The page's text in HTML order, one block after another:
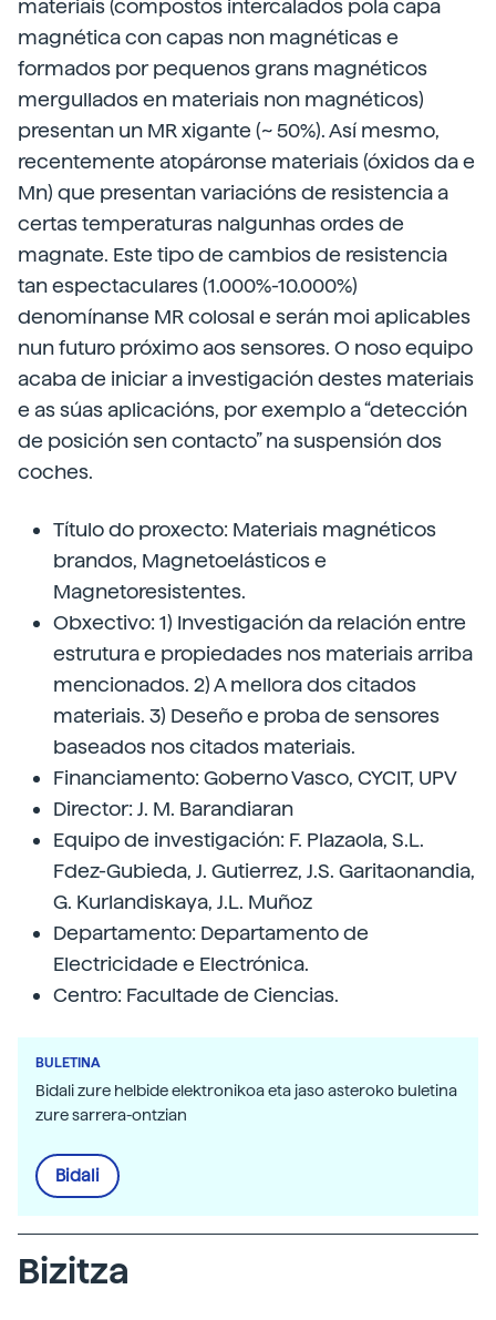
materiais (compostos intercalados pola capa
magnética con capas non magnéticas e
formados por pequenos grans magnéticos
mergullados en materiais non magnéticos)
presentan un MR xigante (~ 50%). Así mesmo,
recentemente atopáronse materiais (óxidos da e
Mn) que presentan variacións de resistencia a
certas temperaturas nalgunhas ordes de
magnate. Este tipo de cambios de resistencia
tan espectaculares (1.000%-10.000%)
denomínanse MR colosal e serán moi aplicables
nun futuro próximo aos sensores. O noso equipo
acaba de iniciar a investigación destes materiais
e as súas aplicacións, por exemplo a “detección
de posición sen contacto” na suspensión dos
coches.
Título do proxecto: Materiais magnéticos
brandos, Magnetoelásticos e
Magnetoresistentes.
Obxectivo: 1) Investigación da relación entre
estrutura e propiedades nos materiais arriba
mencionados. 2) A mellora dos citados
materiais. 3) Deseño e proba de sensores
baseados nos citados materiais.
Financiamento: Goberno Vasco, CYCIT, UPV
Director: J. M. Barandiaran
Equipo de investigación: F. Plazaola, S.L.
Fdez-Gubieda, J. Gutierrez, J.S. Garitaonandia,
G. Kurlandiskaya, J.L. Muñoz
Departamento: Departamento de
Electricidade e Electrónica.
Centro: Facultade de Ciencias.
BULETINA
Bidali zure helbide elektronikoa eta jaso asteroko buletina
zure sarrera-ontzian
Bidali
Bizitza